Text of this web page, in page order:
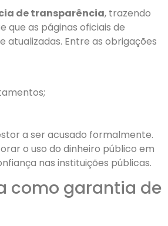
de transparência, trazendo
que as páginas oficiais de
Entre as obrigações
a ser acusado formalmente.
o uso do dinheiro público em
nas instituições públicas.
como garantia de